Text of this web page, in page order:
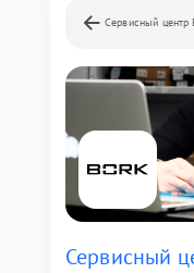
Сервисный центр
Сервисный